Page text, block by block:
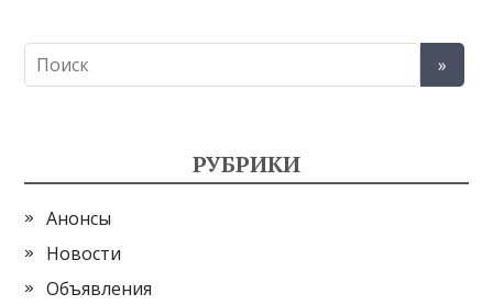
РУБРИКИ
Анонсы
Новости
Объявления